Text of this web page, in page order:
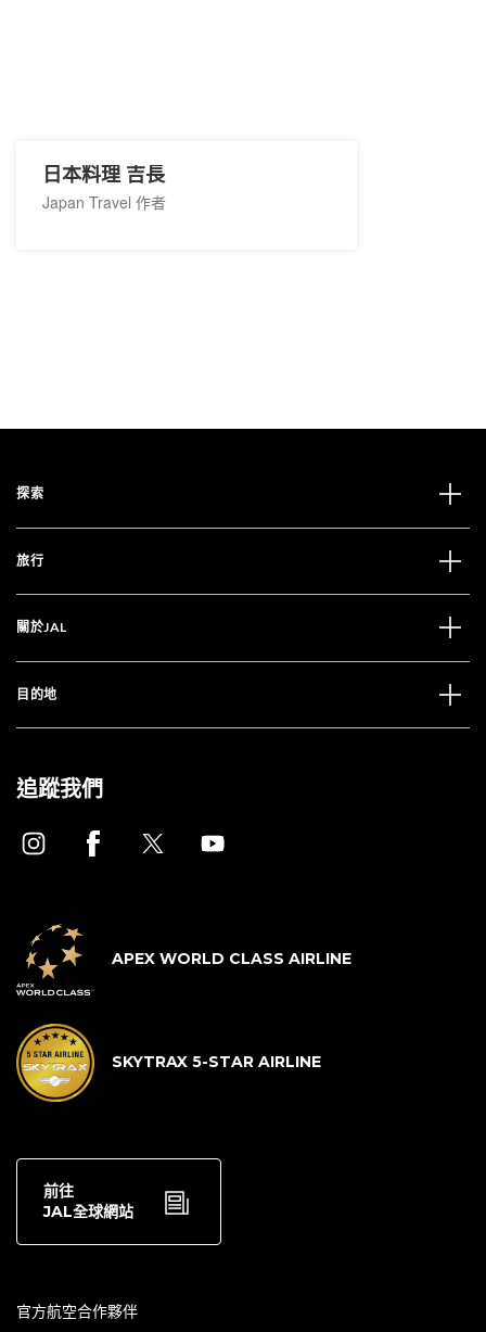
日本料理 吉長
Japan Travel 作者
探索
旅行
關於JAL
目的地
追蹤我們
APEX WORLD CLASS AIRLINE
SKYTRAX 5-STAR AIRLINE
前往
JAL全球網站
官方航空合作夥伴